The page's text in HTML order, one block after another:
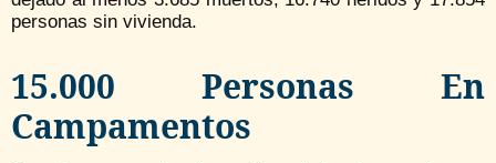
personas sin vivienda.
15.000 Personas En
Campamentos